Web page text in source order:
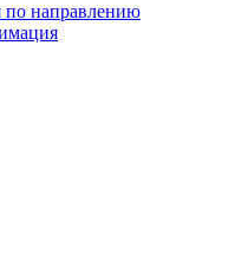
по направлению